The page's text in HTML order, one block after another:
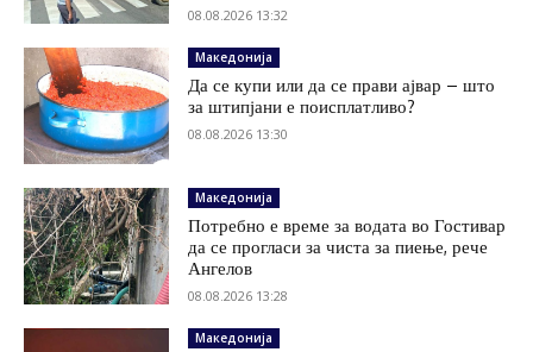
08.08.2026 13:32
Македонија
Да се купи или да се прави ајвар – што
за штипјани е поисплатливо?
08.08.2026 13:30
Македонија
Потребно е време за водата во Гостивар
да се прогласи за чиста за пиење, рече
Ангелов
08.08.2026 13:28
Македонија